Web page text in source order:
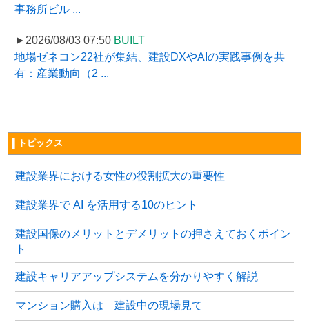
事務所ビル ...
►2026/08/03 07:50 BUILT
地場ゼネコン22社が集結、建設DXやAIの実践事例を共
有：産業動向（2 ...
▌トピックス
建設業界における女性の役割拡大の重要性
建設業界で AI を活用する10のヒント
建設国保のメリットとデメリットの押さえておくポイン
ト
建設キャリアアップシステムを分かりやすく解説
マンション購入は 建設中の現場見て